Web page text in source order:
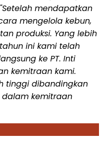
"Setelah mendapatkan
mengelola kebun,
produksi. Yang lebih
ini kami telah
ke PT. Inti
kemitraan kami.
tinggi dibandingkan
kemitraan